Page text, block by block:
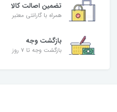
تضمین اصالت کالا
همراه با گارانتی معتبر
بازگشت وجه
بازگشت وجه تا ۷ روز